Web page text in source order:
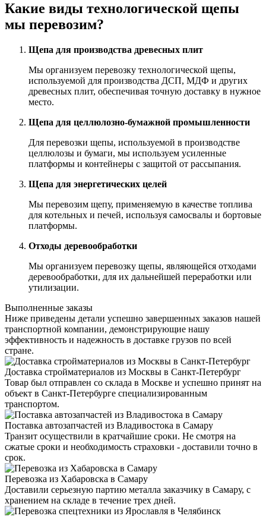
Какие виды технологической щепы
мы перевозим?
Щепа для производства древесных плит
Мы организуем перевозку технологической щепы,
используемой для производства ДСП, МДФ и других
древесных плит, обеспечивая точную доставку в нужное
место.
Щепа для целлюлозно-бумажной промышленности
Для перевозки щепы, используемой в производстве
целлюлозы и бумаги, мы используем усиленные
платформы и контейнеры с защитой от рассыпания.
Щепа для энергетических целей
Мы перевозим щепу, применяемую в качестве топлива
для котельных и печей, используя самосвалы и бортовые
платформы.
Отходы деревообработки
Мы организуем перевозку щепы, являющейся отходами
деревообработки, для их дальнейшей переработки или
утилизации.
Выполненные заказы
Ниже приведены детали успешно завершенных заказов нашей
транспортной компании, демонстрирующие нашу
эффективность и надежность в доставке грузов по всей
стране.
Доставка стройматериалов из Москвы в Санкт-Петербург
Товар был отправлен со склада в Москве и успешно принят на
объект в Санкт-Петербурге специализированным
транспортом.
Поставка автозапчастей из Владивостока в Самару
Транзит осуществили в кратчайшие сроки. Не смотря на
сжатые сроки и необходимость страховки - доставили точно в
срок.
Перевозка из Хабаровска в Самару
Доставили серьезную партию металла заказчику в Самару, с
хранением на складе в течение трех дней.